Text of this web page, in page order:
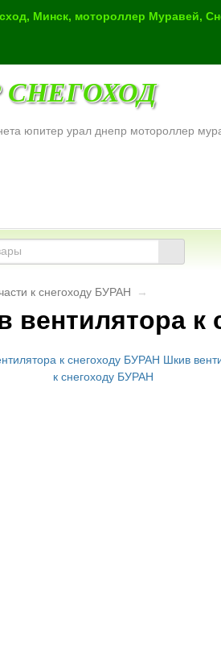
Минск, мотороллер Муравей,
юпитер урал днепр мотороллер
к снегоходу БУРАН →
вентилятора к